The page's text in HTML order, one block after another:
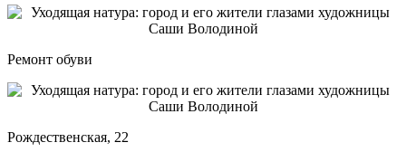
Ремонт обуви
Рождественская, 22